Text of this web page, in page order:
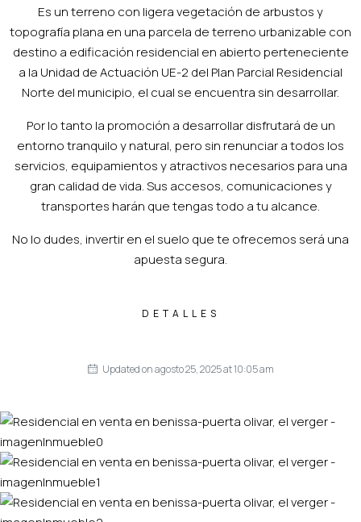
Es un terreno con ligera vegetación de arbustos y
topografía plana en una parcela de terreno urbanizable con
destino a edificación residencial en abierto perteneciente
a la Unidad de Actuación UE-2 del Plan Parcial Residencial
Norte del municipio, el cual se encuentra sin desarrollar.
Por lo tanto la promoción a desarrollar disfrutará de un
entorno tranquilo y natural, pero sin renunciar a todos los
servicios, equipamientos y atractivos necesarios para una
gran calidad de vida. Sus accesos, comunicaciones y
transportes harán que tengas todo a tu alcance.
No lo dudes, invertir en el suelo que te ofrecemos será una
apuesta segura.
DETALLES
Updated on agosto 25, 2025 at 10:05 am